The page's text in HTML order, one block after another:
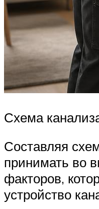
Схема
Составляя
принимать во
факторов,
устройство